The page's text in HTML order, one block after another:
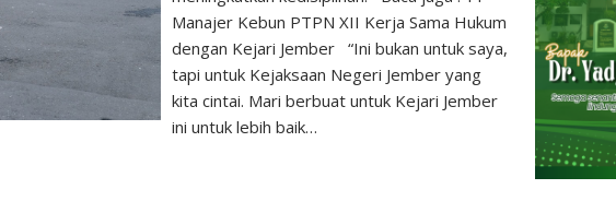
Manajer Kebun PTPN XII Kerja Sama Hukum
dengan Kejari Jember “Ini bukan untuk saya,
tapi untuk Kejaksaan Negeri Jember yang
kita cintai. Mari berbuat untuk Kejari Jember
ini untuk lebih baik…